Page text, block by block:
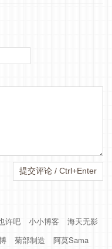
许吧 小小博客
海天无影
菊部制造 阿莫Sama